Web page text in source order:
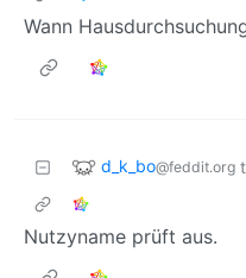
Wann
d_k_bo@feddit.org
Nutzyname prüft aus.